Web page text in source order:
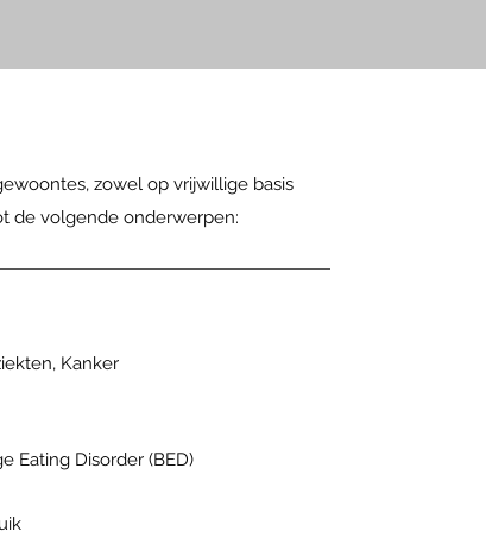
zowel op vrijwillige basis
de volgende onderwerpen:
Kanker
Eating Disorder (BED)